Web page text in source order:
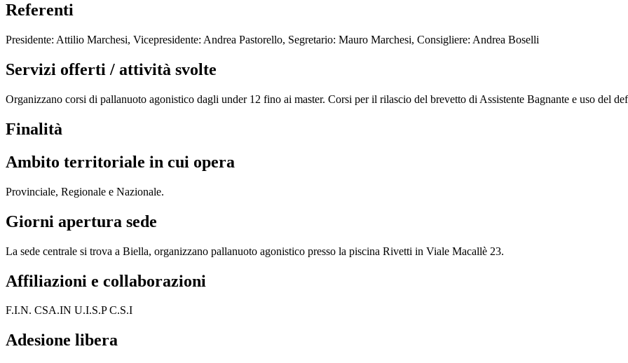
Referenti
Presidente: Attilio Marchesi, Vicepresidente: Andrea Pastorello, Segretario: Mauro Marchesi, Consigliere: Andrea Boselli
Servizi offerti / attività svolte
Organizzano corsi di pallanuoto agonistico dagli under 12 fino ai master. Corsi per il rilascio del brevetto di Assistente Bagnante e uso del
Finalità
Ambito territoriale in cui opera
Provinciale, Regionale e Nazionale.
Giorni apertura sede
La sede centrale si trova a Biella, organizzano pallanuoto agonistico presso la piscina Rivetti in Viale Macallè 23.
Affiliazioni e collaborazioni
F.I.N. CSA.IN U.I.S.P C.S.I
Adesione libera